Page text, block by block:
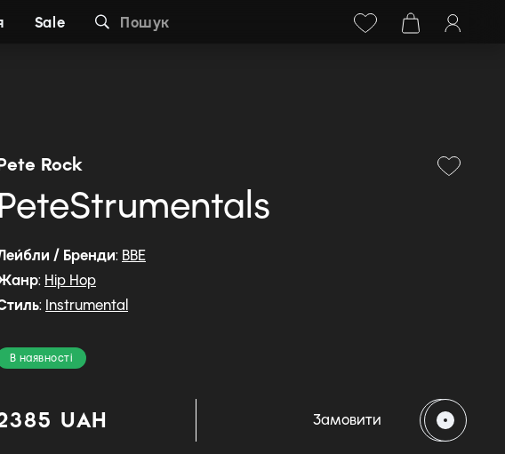
+38 (068) 778-40-38
Sale Пошук
Rock
/ Бренди: BBE
: Hip Hop
: Instrumental
В наявності
UAH Замовити